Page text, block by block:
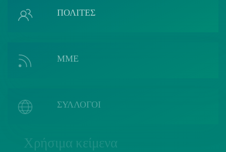
ΠΟΛΙΤΕΣ
ΜΜΕ
ΣΥΛΛΟΓΟΙ
Χρήσιμα κείμενα